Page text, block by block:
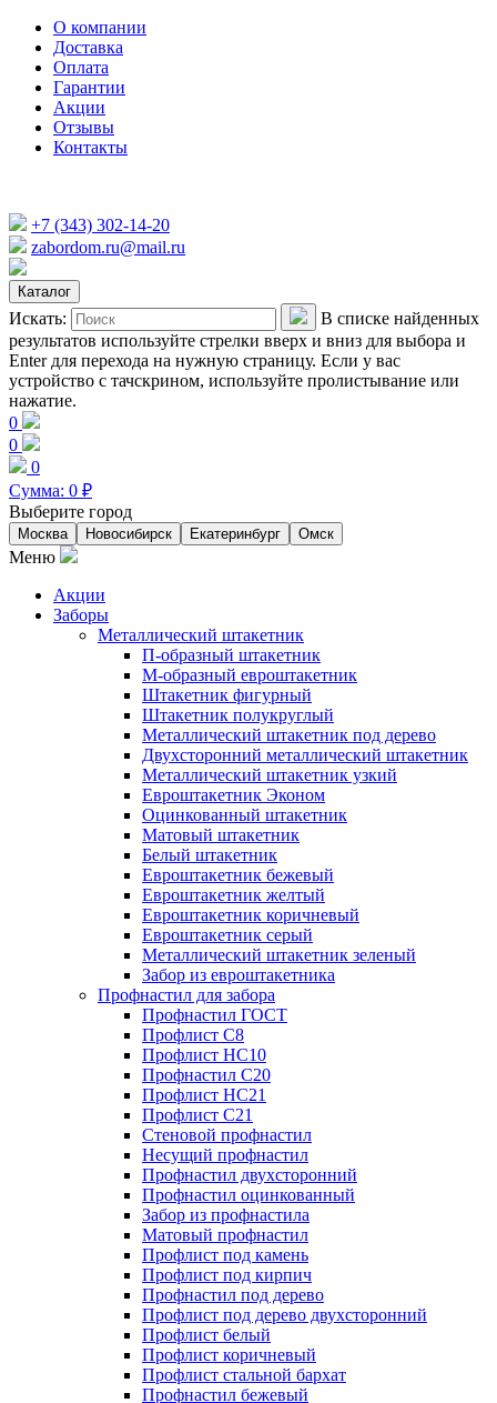
О компании
Доставка
Оплата
Гарантии
Акции
Отзывы
Контакты
+7 (343) 302-14-20
zabordom.ru@mail.ru
Каталог
Искать:
В списке найденных
результатов используйте стрелки вверх и вниз для выбора и
Enter для перехода на нужную страницу. Если у вас
устройство с тачскрином, используйте пролистывание или
нажатие.
0
0
0
Сумма: 0 ₽
Выберите город
Москва Новосибирск Екатеринбург Омск
Меню
Акции
Заборы
Металлический штакетник
П-образный штакетник
М-образный евроштакетник
Штакетник фигурный
Штакетник полукруглый
Металлический штакетник под дерево
Двухсторонний металлический штакетник
Металлический штакетник узкий
Евроштакетник Эконом
Оцинкованный штакетник
Матовый штакетник
Белый штакетник
Евроштакетник бежевый
Евроштакетник желтый
Евроштакетник коричневый
Евроштакетник серый
Металлический штакетник зеленый
Забор из евроштакетника
Профнастил для забора
Профнастил ГОСТ
Профлист С8
Профлист НС10
Профнастил С20
Профлист НС21
Профлист С21
Стеновой профнастил
Несущий профнастил
Профнастил двухсторонний
Профнастил оцинкованный
Забор из профнастила
Матовый профнастил
Профлист под камень
Профлист под кирпич
Профнастил под дерево
Профлист под дерево двухсторонний
Профлист белый
Профлист коричневый
Профлист стальной бархат
Профнастил бежевый